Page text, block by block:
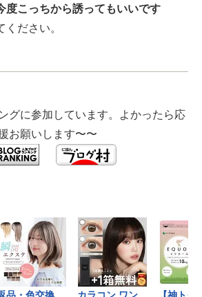
度こっちから誘ってもいいです
ください。
グに参加しています。よかったら応
お願いします〜〜